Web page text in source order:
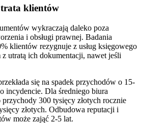
klientów
wykraczają daleko poza
i obsługi prawnej. Badania
klientów rezygnuje z usług księgowego
utratą ich dokumentacji, nawet jeśli
się na spadek przychodów o 15-
incydencie. Dla średniego biura
300 tysięcy złotych rocznie
złotych. Odbudowa reputacji i
może zająć 2-5 lat.